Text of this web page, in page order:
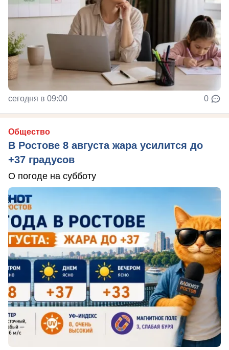
сегодня в 09:00 0
Общество
В Ростове 8 августа жара усилится до
+37 градусов
О погоде на субботу